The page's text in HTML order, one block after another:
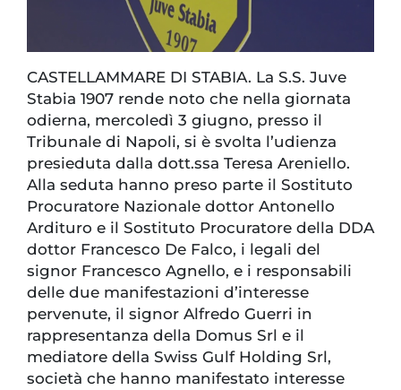
CASTELLAMMARE DI STABIA. La S.S. Juve
Stabia 1907 rende noto che nella giornata
odierna, mercoledì 3 giugno, presso il
Tribunale di Napoli, si è svolta l’udienza
presieduta dalla dott.ssa Teresa Areniello.
Alla seduta hanno preso parte il Sostituto
Procuratore Nazionale dottor Antonello
Ardituro e il Sostituto Procuratore della DDA
dottor Francesco De Falco, i legali del
signor Francesco Agnello, e i responsabili
delle due manifestazioni d’interesse
pervenute, il signor Alfredo Guerri in
rappresentanza della Domus Srl e il
mediatore della Swiss Gulf Holding Srl,
società che hanno manifestato interesse